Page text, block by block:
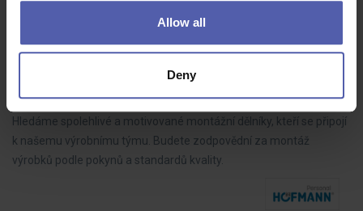
Allow all
Deny
Montážní dělník ve výrobě BEZ NOČNÍCH (M/Ž)
Nový Bydžov
Hledáme spolehlivé a motivované montážní dělníky, kteří se připojí
k našemu výrobnímu týmu. Budete zodpovědní za montáž
výrobků podle pokynů a standardů kvality.